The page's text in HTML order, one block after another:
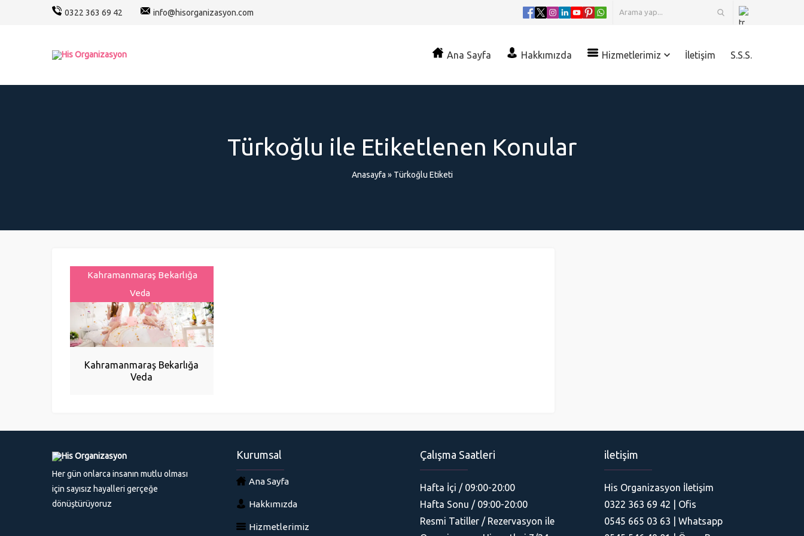
0322 363 69 42 info@hisorganizasyon.com
Ana Sayfa Hakkımızda Hizmetlerimiz İletişim S.S.S.
Türkoğlu ile Etiketlenen Konular
Anasayfa » Türkoğlu Etiketi
Kahramanmaraş Bekarlığa
Veda
Kahramanmaraş Bekarlığa
Veda
Her gün onlarca insanın mutlu olması
için sayısız hayalleri gerçeğe
dönüştürüyoruz
Kurumsal
Ana Sayfa
Hakkımızda
Hizmetlerimiz
Çalışma Saatleri
Hafta İçi / 09:00-20:00
Hafta Sonu / 09:00-20:00
Resmi Tatiller / Rezervasyon ile
iletişim
His Organizasyon İletişim
0322 363 69 42 | Ofis
0545 665 03 63 | Whatsapp
His Organizasyon